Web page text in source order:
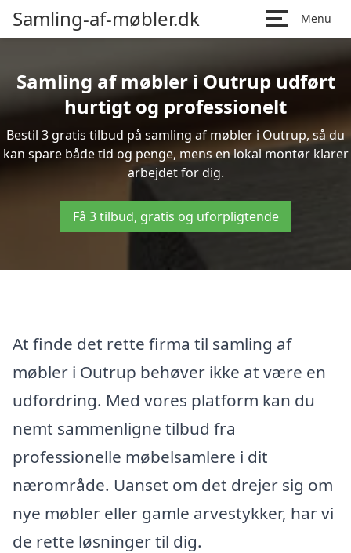
Samling-af-møbler.dk Menu
Samling af møbler i Outrup udført
hurtigt og professionelt
Bestil 3 gratis tilbud på samling af møbler i Outrup, så du
kan spare både tid og penge, mens en lokal montør klarer
arbejdet for dig.
Få 3 tilbud, gratis og uforpligtende
At finde det rette firma til samling af
møbler i Outrup behøver ikke at være en
udfordring. Med vores platform kan du
nemt sammenligne tilbud fra
professionelle møbelsamlere i dit
nærområde. Uanset om det drejer sig om
nye møbler eller gamle arvestykker, har vi
de rette løsninger til dig.